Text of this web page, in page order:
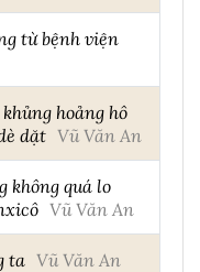
từ bệnh viện
hoảng hô
dặt Vũ Văn An
không quá lo
Vũ Văn An
ta Vũ Văn An